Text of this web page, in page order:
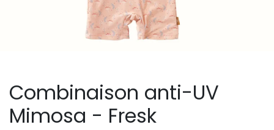
Combinaison anti-UV
Mimosa - Fresk